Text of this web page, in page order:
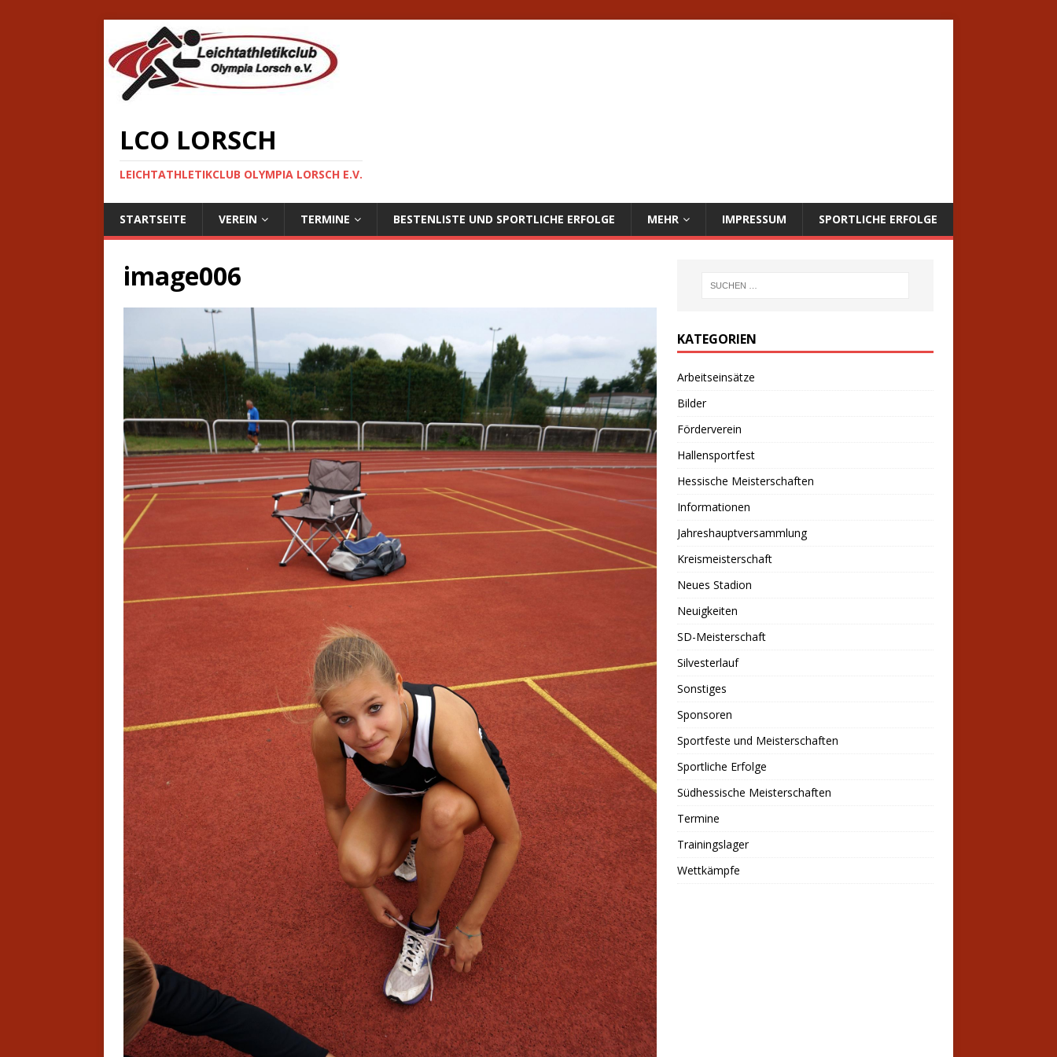
LCO LORSCH
LEICHTATHLETIKCLUB OLYMPIA LORSCH E.V.
STARTSEITE VEREIN TERMINE BESTENLISTE UND SPORTLICHE ERFOLGE MEHR IMPRESSUM SPORTLICHE ERFOLGE
image006
KATEGORIEN
Arbeitseinsätze
Bilder
Förderverein
Hallensportfest
Hessische Meisterschaften
Informationen
Jahreshauptversammlung
Kreismeisterschaft
Neues Stadion
Neuigkeiten
SD-Meisterschaft
Silvesterlauf
Sonstiges
Sponsoren
Sportfeste und Meisterschaften
Sportliche Erfolge
Südhessische Meisterschaften
Termine
Trainingslager
Wettkämpfe